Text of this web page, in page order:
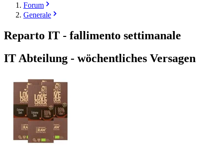
Forum
Generale
Reparto IT - fallimento settimanale
IT Abteilung - wöchentliches Versagen